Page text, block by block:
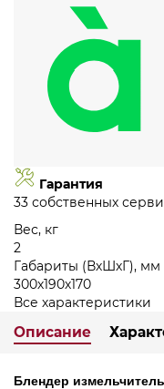
Гарантия
33 собственных
Вес, кг
2
Габариты (ВхШхГ), мм
300х190х170
Все характеристики
Описание
Блендер